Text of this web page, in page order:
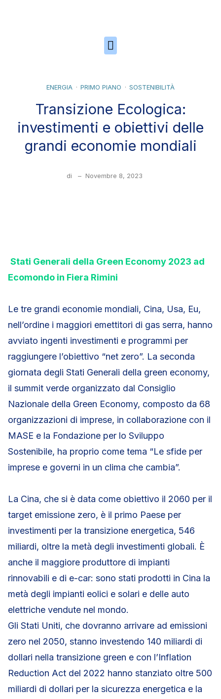
ENERGIA PRIMO PIANO SOSTENIBILITÀ
Transizione Ecologica:
investimenti e obiettivi delle
grandi economie mondiali
di – Novembre 8, 2023
Stati Generali della Green Economy 2023 ad
Ecomondo in Fiera Rimini
Le tre grandi economie mondiali, Cina, Usa, Eu,
nell’ordine i maggiori emettitori di gas serra, hanno
avviato ingenti investimenti e programmi per
raggiungere l’obiettivo “net zero”. La seconda
giornata degli Stati Generali della green economy,
il summit verde organizzato dal Consiglio
Nazionale della Green Economy, composto da 68
organizzazioni di imprese, in collaborazione con il
MASE e la Fondazione per lo Sviluppo
Sostenibile, ha proprio come tema “Le sfide per
imprese e governi in un clima che cambia”.
La Cina, che si è data come obiettivo il 2060 per il
target emissione zero, è il primo Paese per
investimenti per la transizione energetica, 546
miliardi, oltre la metà degli investimenti globali. È
anche il maggiore produttore di impianti
rinnovabili e di e-car: sono stati prodotti in Cina la
metà degli impianti eolici e solari e delle auto
elettriche vendute nel mondo.
Gli Stati Uniti, che dovranno arrivare ad emissioni
zero nel 2050, stanno investendo 140 miliardi di
dollari nella transizione green e con l’Inflation
Reduction Act del 2022 hanno stanziato oltre 500
miliardi di dollari per la sicurezza energetica e la